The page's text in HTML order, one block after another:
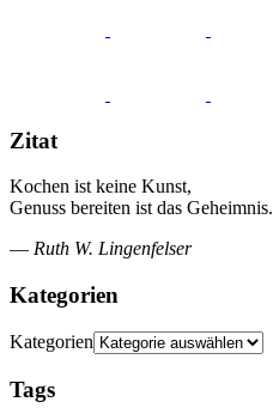
Zitat
Kochen ist keine Kunst,
Genuss bereiten ist das Geheimnis.
— Ruth W. Lingenfelser
Kategorien
Kategorien
Tags